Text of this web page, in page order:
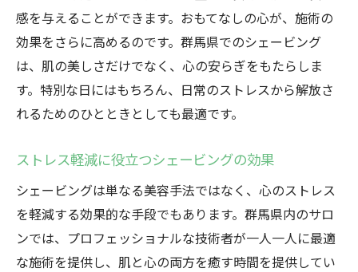
感を与えることができます。おもてなしの心が、施術の
効果をさらに高めるのです。群馬県でのシェービング
は、肌の美しさだけでなく、心の安らぎをもたらしま
す。特別な日にはもちろん、日常のストレスから解放さ
れるためのひとときとしても最適です。
ストレス軽減に役立つシェービングの効果
シェービングは単なる美容手法ではなく、心のストレス
を軽減する効果的な手段でもあります。群馬県内のサロ
ンでは、プロフェッショナルな技術者が一人一人に最適
な施術を提供し、肌と心の両方を癒す時間を提供してい